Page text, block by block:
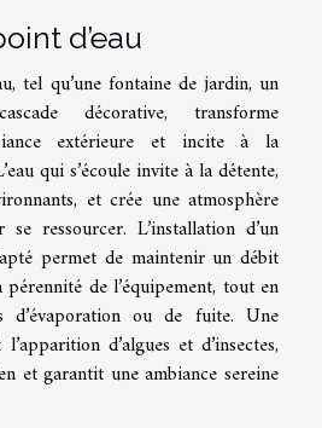
d’eau
tel qu’une fontaine de jardin, un
décorative, transforme
extérieure et incite à la
qui s’écoule invite à la détente,
et crée une atmosphère
ressourcer. L’installation d’un
permet de maintenir un débit
de l’équipement, tout en
d’évaporation ou de fuite. Une
d’algues et d’insectes,
et garantit une ambiance sereine